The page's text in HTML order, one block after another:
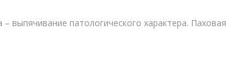
выпячивание патологического характера. Паховая